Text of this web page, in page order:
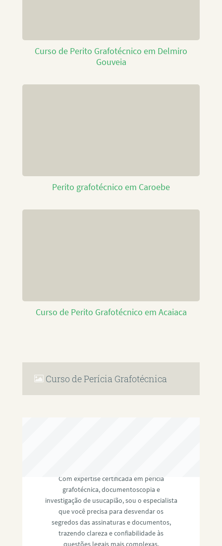
Curso de Perito Grafotécnico em Delmiro
Gouveia
Perito grafotécnico em Caroebe
Curso de Perito Grafotécnico em Acaiaca
Curso de Perícia Grafotécnica
Com expertise certificada em perícia
grafotécnica, documentoscopia e
investigação de usucapião, sou o especialista
que você precisa para desvendar os
segredos das assinaturas e documentos,
trazendo clareza e confiabilidade às
questões legais mais complexas.